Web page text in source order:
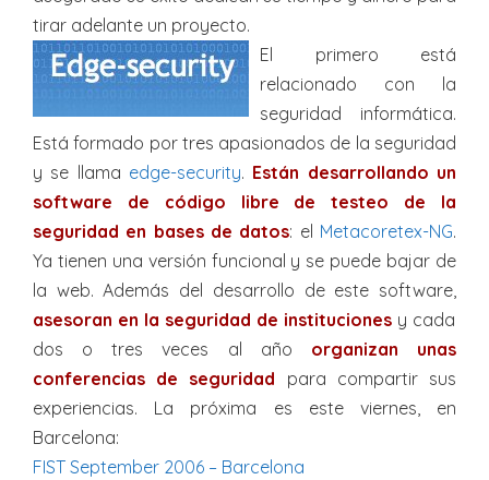
tirar adelante un proyecto.
El primero está
relacionado con la
seguridad informática.
Está formado por tres apasionados de la seguridad
y se llama edge-security. Están desarrollando un
software de código libre de testeo de la
seguridad en bases de datos: el Metacoretex-NG.
Ya tienen una versión funcional y se puede bajar de
la web. Además del desarrollo de este software,
asesoran en la seguridad de instituciones y cada
dos o tres veces al año organizan unas
conferencias de seguridad para compartir sus
experiencias. La próxima es este viernes, en
Barcelona:
FIST September 2006 – Barcelona